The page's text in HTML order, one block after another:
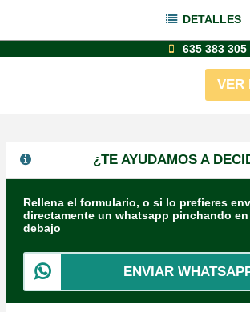
DETALLES
635 383 305
VER
¿TE AYUDAMOS A
Rellena el formulario, o si lo prefieres
directamente un whatsapp pinchando
debajo
ENVIAR